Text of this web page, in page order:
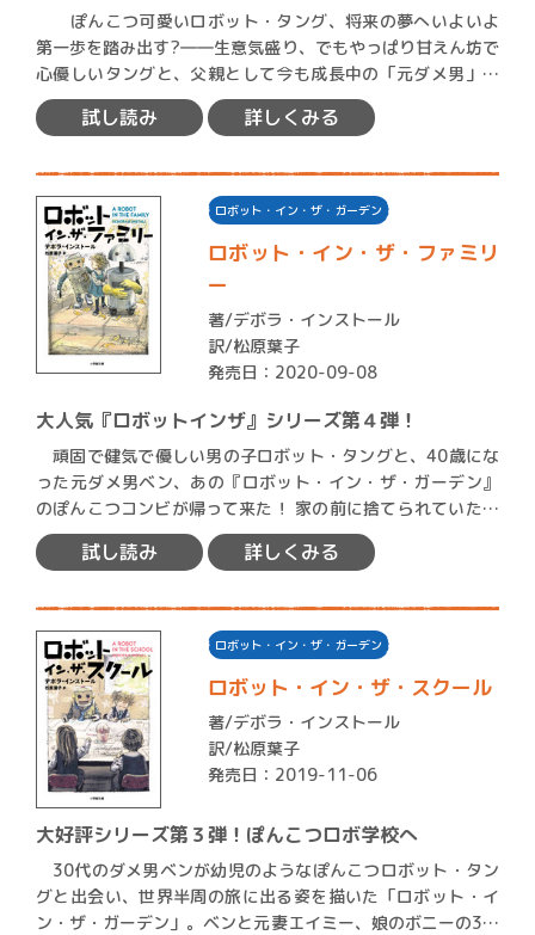
ぽんこつ可愛いロボット・タング、将来の夢へいよいよ
第一歩を踏み出す?――生意気盛り、でもやっぱり甘えん坊で
心優しいタングと、父親として今も成長中の「元ダメ男」ベ
ン&一…
試し読み 詳しくみる
ロボット・イン・ザ・ガーデン
ロボット・イン・ザ・ファミリ
ー
著/デボラ・インストール
訳/松原葉子
発売日：2020-09-08
大人気『ロボットインザ』シリーズ第４弾！
頑固で健気で優しい男の子ロボット・タングと、40歳にな
った元ダメ男ベン、あの『ロボット・イン・ザ・ガーデン』
のぽんこつコンビが帰って来た！ 家の前に捨てられていた、
ゴ…
試し読み 詳しくみる
ロボット・イン・ザ・ガーデン
ロボット・イン・ザ・スクール
著/デボラ・インストール
訳/松原葉子
発売日：2019-11-06
大好評シリーズ第３弾！ぽんこつロボ学校へ
30代のダメ男ベンが幼児のようなぽんこつロボット・タン
グと出会い、世界半周の旅に出る姿を描いた「ロボット・イ
ン・ザ・ガーデン」。ベンと元妻エイミー、娘のボニーの3人